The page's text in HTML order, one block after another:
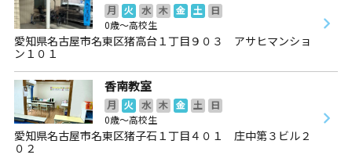
月 火 水 木 金 土
日
0歳～高校生
愛知県名古屋市名東区猪高台１丁目９０３ アサヒマンショ
ン１０１
香南教室
月 火 水 木 金 土
日
0歳～高校生
愛知県名古屋市名東区猪子石１丁目４０１ 庄中第３ビル２
０２